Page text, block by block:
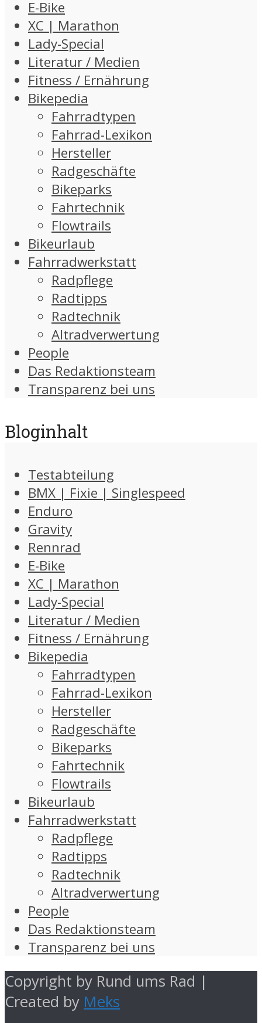
E-Bike
XC | Marathon
Lady-Special
Literatur / Medien
Fitness / Ernährung
Bikepedia
Fahrradtypen
Fahrrad-Lexikon
Hersteller
Radgeschäfte
Bikeparks
Fahrtechnik
Flowtrails
Bikeurlaub
Fahrradwerkstatt
Radpflege
Radtipps
Radtechnik
Altradverwertung
People
Das Redaktionsteam
Transparenz bei uns
Bloginhalt
Testabteilung
BMX | Fixie | Singlespeed
Enduro
Gravity
Rennrad
E-Bike
XC | Marathon
Lady-Special
Literatur / Medien
Fitness / Ernährung
Bikepedia
Fahrradtypen
Fahrrad-Lexikon
Hersteller
Radgeschäfte
Bikeparks
Fahrtechnik
Flowtrails
Bikeurlaub
Fahrradwerkstatt
Radpflege
Radtipps
Radtechnik
Altradverwertung
People
Das Redaktionsteam
Transparenz bei uns
Copyright by Rund ums Rad |
Created by Meks